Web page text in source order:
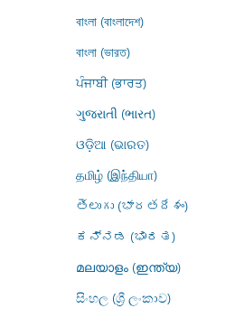
বাংলা (বাংলাদেশ)
বাংলা (ভারত)
ਪੰਜਾਬੀ (ਭਾਰਤ)
ગુજરાતી (ભારત)
ଓଡ଼ିଆ (ଭାରତ)
தமிழ் (இந்தியா)
తెలుగు (భారతదేశం)
ಕನ್ನಡ (ಭಾರತ)
മലയാളം (ഇന്ത്യ)
සිංහල (ශ්‍රී ලංකාව)